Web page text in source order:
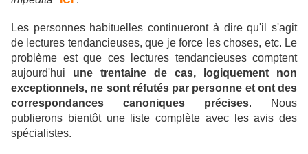
Les personnes habituelles continueront à dire qu'il s'agit
de lectures tendancieuses, que je force les choses, etc. Le
problème est que ces lectures tendancieuses comptent
aujourd'hui une trentaine de cas, logiquement non
exceptionnels, ne sont réfutés par personne et ont des
correspondances canoniques précises. Nous
publierons bientôt une liste complète avec les avis des
spécialistes.